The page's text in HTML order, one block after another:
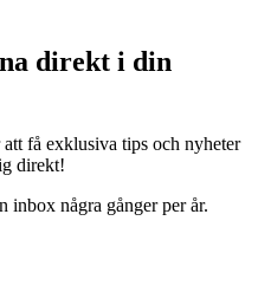
direkt i din
få exklusiva tips och nyheter
direkt!
några gånger per år.